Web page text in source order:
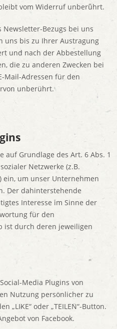
vom Widerruf unberührt.
Newsletter-Bezugs bei uns
uns bis zu Ihrer Austragung
und nach der Abbestellung
die zu anderen Zwecken bei
Mail-Adressen für den
unberührt.
auf Grundlage des Art. 6 Abs. 1
Netzwerke (z.B.
ein, um unser Unternehmen
Der dahinterstehende
Interesse im Sinne der
für den
ist durch deren jeweiligen
Media Plugins von
Nutzung persönlicher zu
„LIKE“ oder „TEILEN“-Button.
von Facebook.